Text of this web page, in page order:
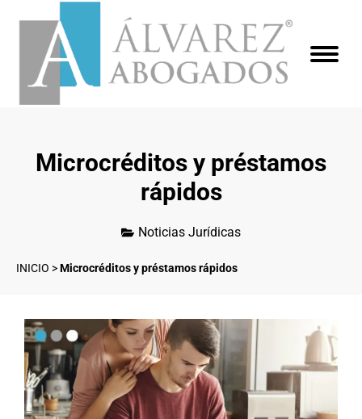
Microcréditos y préstamos
rápidos
Noticias Jurídicas
INICIO >Microcréditos y préstamos rápidos